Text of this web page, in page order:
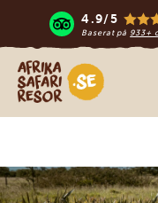
4.9/5
Baserat på 933+
Safari-resor i Afrika